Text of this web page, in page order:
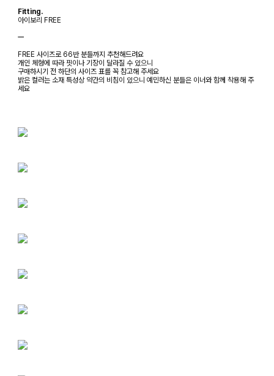
Fitting.
아이보리 FREE
ㅡ
FREE 사이즈로 66반 분들까지 추천해드려요
개인 체형에 따라 핏이나 기장이 달라질 수 있으니
구매하시기 전 하단의 사이즈 표를 꼭 참고해 주세요
밝은 컬러는 소재 특성상 약간의 비침이 있으니 예민하신 분들은 이너와 함께 착용해 주
세요